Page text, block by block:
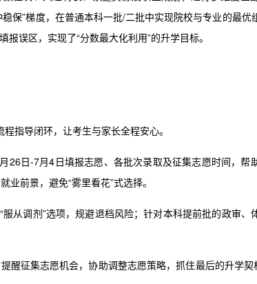
保”梯度，在普通本科一批/二批中实现院校与专业的最优
误区，实现了“分数最大化利用”的升学目标。
指导闭环，让考生与家长全程安心。
日-7月4日填报志愿、各批次录取及征集志愿时间，帮
前景，避免“雾里看花”式选择。
从调剂”选项，规避退档风险；针对本科提前批的政审、
征集志愿机会，协助调整志愿策略，抓住最后的升学契